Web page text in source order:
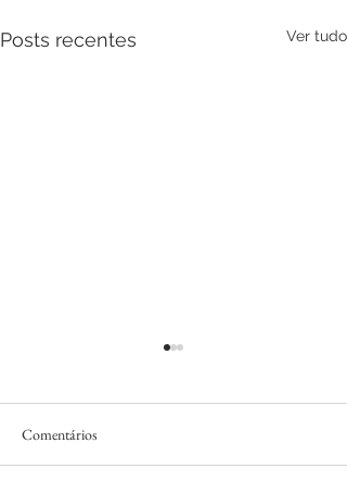
Posts recentes Ver tudo
Comentários